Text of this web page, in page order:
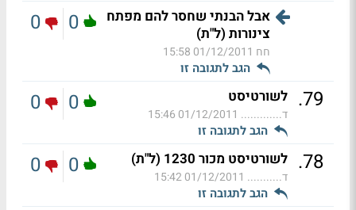
אבל הבנתי שחסר להם מפתח
צינורות (ל"ת)
חח 01/12/2011 15:58
הגב לתגובה זו
0
0
79
. לשורטיסט
ד............. 01/12/2011 15:46
הגב לתגובה זו
0
0
78
. לשורטיסט מכור 1230 (ל"ת)
ד........... 01/12/2011 15:42
הגב לתגובה זו
0
0